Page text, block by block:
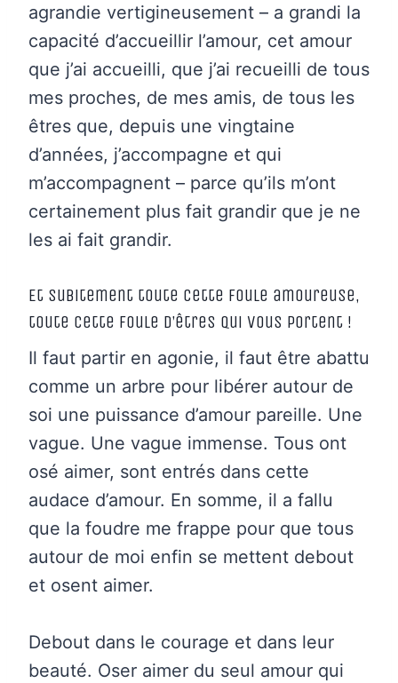
agrandie vertigineusement – a grandi la
capacité d’accueillir l’amour, cet amour
que j’ai accueilli, que j’ai recueilli de tous
mes proches, de mes amis, de tous les
êtres que, depuis une vingtaine
d’années, j’accompagne et qui
m’accompagnent – parce qu’ils m’ont
certainement plus fait grandir que je ne
les ai fait grandir.
Et subitement toute cette foule amoureuse,
toute cette foule d’êtres qui vous portent !
Il faut partir en agonie, il faut être abattu
comme un arbre pour libérer autour de
soi une puissance d’amour pareille. Une
vague. Une vague immense. Tous ont
osé aimer, sont entrés dans cette
audace d’amour. En somme, il a fallu
que la foudre me frappe pour que tous
autour de moi enfin se mettent debout
et osent aimer.
Debout dans le courage et dans leur
beauté. Oser aimer du seul amour qui